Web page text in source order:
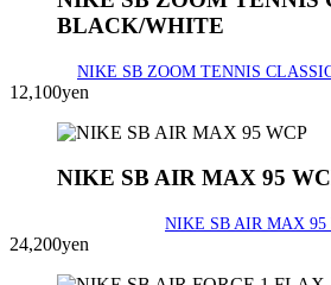
BLACK/WHITE
NIKE SB ZOOM TENNIS
12,100yen
NIKE SB AIR MAX 95
NIKE SB AIR MAX 95
24,200yen